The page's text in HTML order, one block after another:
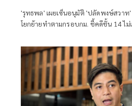
'รุทธพล' เผยเซ็นอนุมัติ 'ปลัดพงษ์สวาท
โยกย้ายทำตามกรอบกม. ชี้คดีชั้น 14 ไม่